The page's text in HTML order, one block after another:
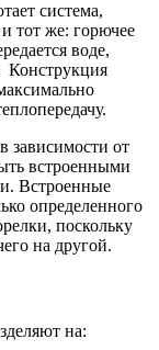
система,
тот же: горючее
воде,
Конструкция
зависимости от
встроенными
Встроенные
определенного
поскольку
на другой.
на: